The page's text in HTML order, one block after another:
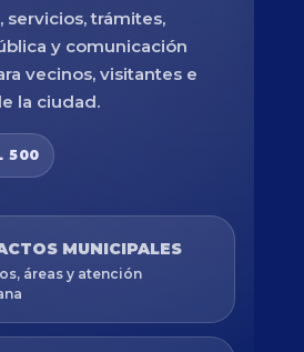
servicios, trámites,
y comunicación
vecinos, visitantes e
la ciudad.
500
MUNICIPALES
áreas y atención